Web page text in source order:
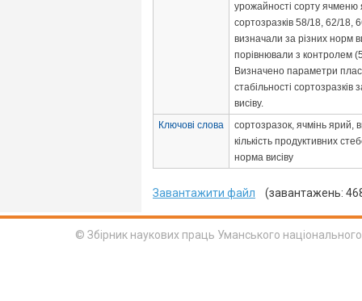
урожайності сорту ячменю
сортозразків 58/18, 62/18,
визначали за різних норм
порівнювали з контролем
Визначено параметри
стабільності сортозразків
висіву.
Ключові слова
сортозразок, ячмінь ярий,
кількість продуктивних
норма висіву
Завантажити файл (завантажень:
© Збірник наукових праць Уманського